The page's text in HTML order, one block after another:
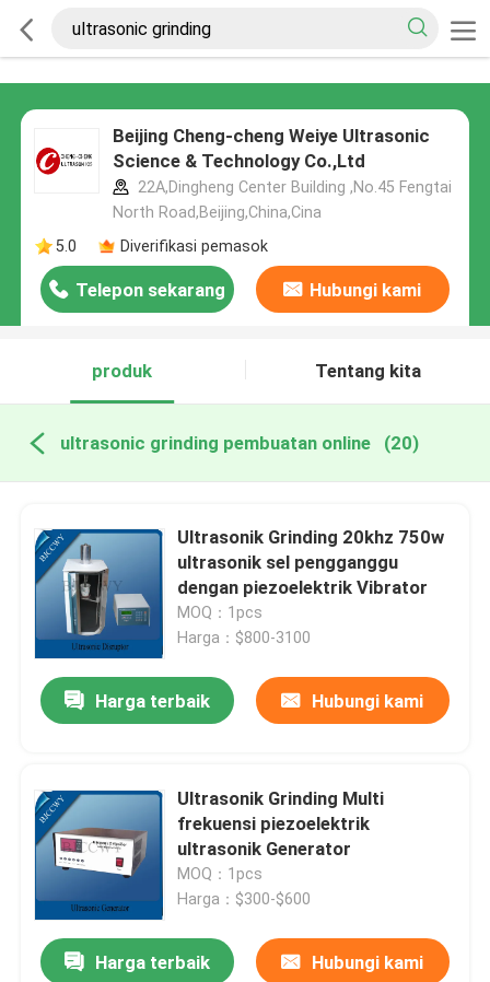
Beijing Cheng-cheng Weiye Ultrasonic
Science & Technology Co.,Ltd
22A,Dingheng Center Building ,No.45 Fengtai
North Road,Beijing,China,Cina
5.0
Diverifikasi pemasok
Telepon sekarang Hubungi kami
produk Tentang kita
ultrasonic grinding pembuatan online (20)
Ultrasonik Grinding 20khz 750w
ultrasonik sel pengganggu
dengan piezoelektrik Vibrator
MOQ：1pcs
Harga：$800-3100
Harga terbaik Hubungi kami
Ultrasonik Grinding Multi
frekuensi piezoelektrik
ultrasonik Generator
MOQ：1pcs
Harga：$300-$600
Harga terbaik Hubungi kami